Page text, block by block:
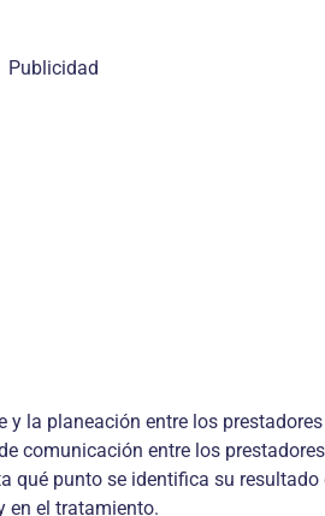
Publicidad
la planeación entre los
comunicación entre los
qué punto se identifica su
en el tratamiento.